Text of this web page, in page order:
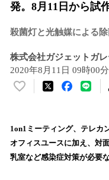
発。8月11日から試
殺菌灯と光触媒による
株式会社ガジェットガ
2020年8月11日 09時00分
い
！
数
を
1on1ミーティング、テレカ
オフィスユースに加え、対
乳室など感染症対策が必要